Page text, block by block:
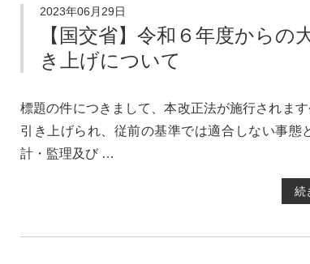
2023年06月29日
【国交省】令和６年度からの
き上げについて
標題の件につきまして、本改正法が施行されま
引き上げられ、従前の基準では適合しない事
計・監理及び …
続